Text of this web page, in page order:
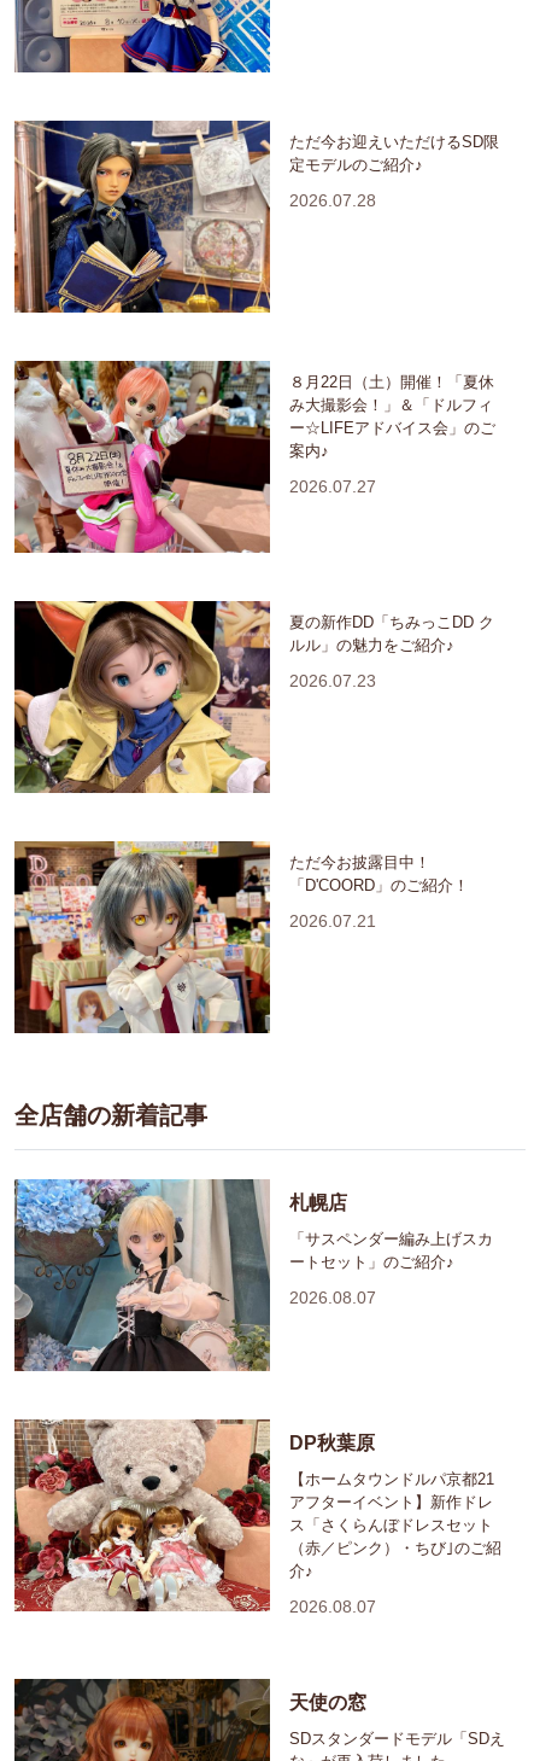
ただ今お迎えいただけるSD限
定モデルのご紹介♪
2026.07.28
８月22日（土）開催！「夏休
み大撮影会！」＆「ドルフィ
ー☆LIFEアドバイス会」のご
案内♪
2026.07.27
夏の新作DD「ちみっこDD ク
ルル」の魅力をご紹介♪
2026.07.23
ただ今お披露目中！
「D'COORD」のご紹介！
2026.07.21
全店舗の新着記事
札幌店
「サスペンダー編み上げスカ
ートセット」のご紹介♪
2026.08.07
DP秋葉原
【ホームタウンドルパ京都21
アフターイベント】新作ドレ
ス「さくらんぼドレスセット
（赤／ピンク）・ちび｣のご紹
介♪
2026.08.07
天使の窓
SDスタンダードモデル「SDえ